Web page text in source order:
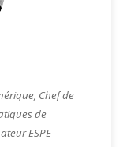
Chef de
de
ESPE